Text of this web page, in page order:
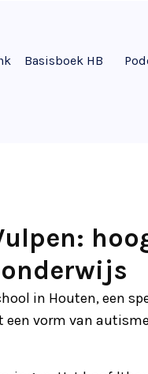
Basisboek HB
in Houten, een
vorm van